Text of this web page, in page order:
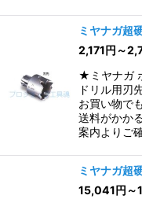
ミヤナガ超
2,171円 ～
★ミヤナガ
ドリル用刃
お買い物で
送料がかか
案内よりご
ミヤナガ超
15,041円